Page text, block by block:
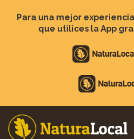
contenido
Para una mejor
que utilices la App